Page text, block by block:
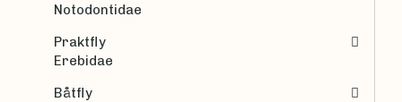
Notodontidae
Praktfly
Erebidae
Båtfly